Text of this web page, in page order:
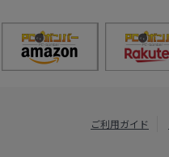
ご利用ガイド